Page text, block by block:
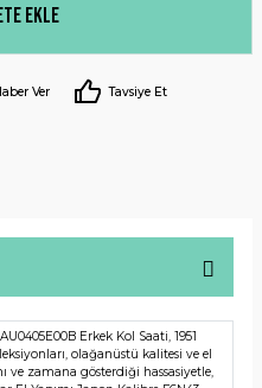
Ekle
Ver Tavsiye Et
Erkek Kol Saati, 1951
olağanüstü kalitesi ve el
ve zamana gösterdiği hassasiyetle,